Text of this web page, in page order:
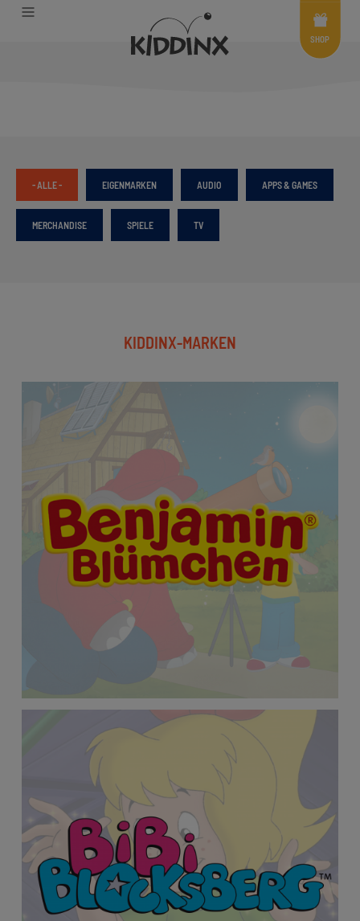
Menü
SHOP
- ALLE - EIGENMARKEN AUDIO APPS & GAMES
MERCHANDISE SPIELE TV
KIDDINX-MARKEN